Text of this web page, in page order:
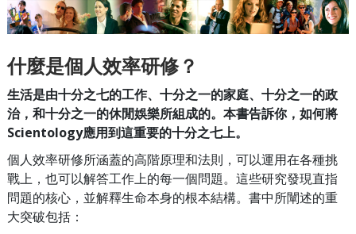
什麼是個人效率研修？
生活是由十分之七的工作、十分之一的家庭、十分之一的政
治，和十分之一的休閒娛樂所組成的。本書告訴你，如何將
Scientology應用到這重要的十分之七上。
個人效率研修所涵蓋的高階原理和法則，可以運用在各種挑
戰上，也可以解答工作上的每一個問題。這些研究發現直指
問題的核心，並解釋生命本身的根本結構。書中所闡述的重
大突破包括：